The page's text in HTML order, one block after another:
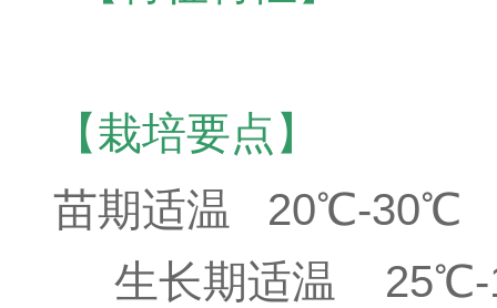
【栽培要点】
苗期适温 20℃-30℃
生长期适温